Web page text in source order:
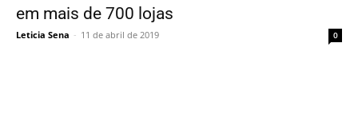
em mais de 700 lojas
Leticia Sena - 11 de abril de 2019 0